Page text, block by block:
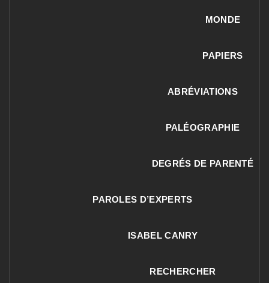
MONDE
PAPIERS
ABRÉVIATIONS
PALÉOGRAPHIE
DEGRÉS DE PARENTÉ
PAROLES D’EXPERTS
ISABEL CANRY
RECHERCHER